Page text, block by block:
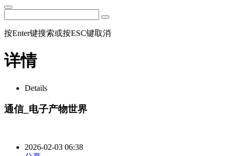
按Enter键搜索或按ESC键取消
详情
Details
通信_电子产物世界
2026-02-03 06:38